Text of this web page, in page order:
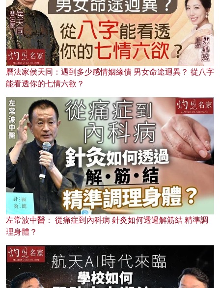
曆法家侯天同：遇到多少感情姻緣債 男女命途迥異？ 從八字
能看透你的七情六欲？
左常波中醫： 從痛症到內科病 針灸如何透過解筋結 精準調
理身體？